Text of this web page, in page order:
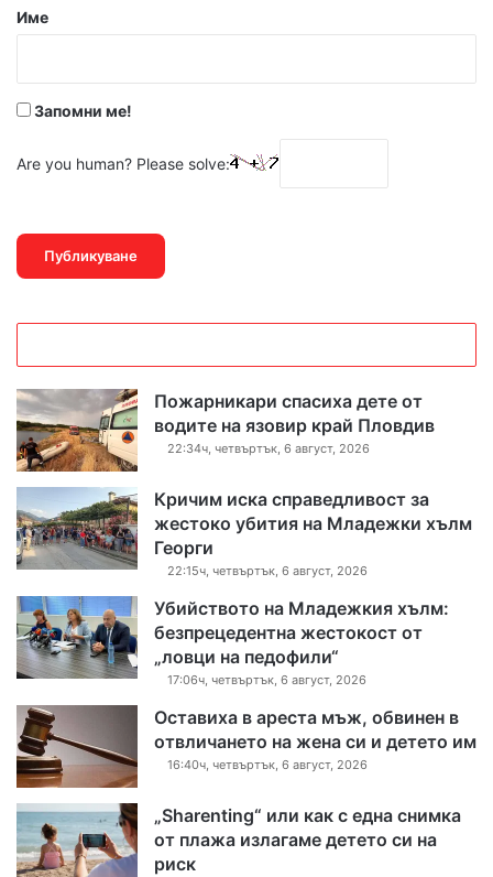
р
Име
Запомни ме!
Are you human? Please solve:
Пожарникари спасиха дете от
водите на язовир край Пловдив
22:34ч, четвъртък, 6 август, 2026
Кричим иска справедливост за
жестоко убития на Младежки хълм
Георги
22:15ч, четвъртък, 6 август, 2026
Убийството на Младежкия хълм:
безпрецедентна жестокост от
„ловци на педофили“
17:06ч, четвъртък, 6 август, 2026
Оставиха в ареста мъж, обвинен в
отвличането на жена си и детето им
16:40ч, четвъртък, 6 август, 2026
„Sharenting“ или как с една снимка
от плажа излагаме детето си на
риск